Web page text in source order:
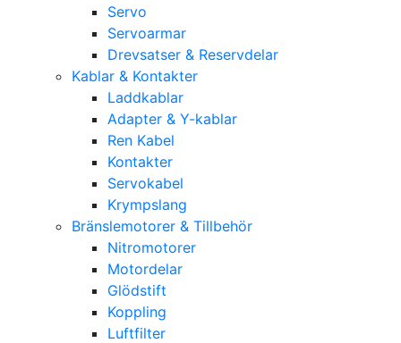
Servo
Servoarmar
Drevsatser & Reservdelar
Kablar & Kontakter
Laddkablar
Adapter & Y-kablar
Ren Kabel
Kontakter
Servokabel
Krympslang
Bränslemotorer & Tillbehör
Nitromotorer
Motordelar
Glödstift
Koppling
Luftfilter